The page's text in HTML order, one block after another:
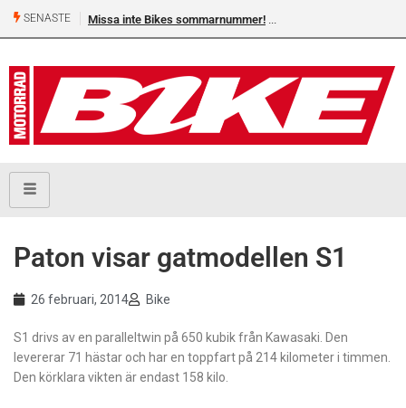
SENASTE Missa inte Bikes sommarnummer!
Paton visar gatmodellen S1
26 februari, 2014 Bike
S1 drivs av en paralleltwin på 650 kubik från Kawasaki. Den
levererar 71 hästar och har en toppfart på 214 kilometer i timmen.
Den körklara vikten är endast 158 kilo.